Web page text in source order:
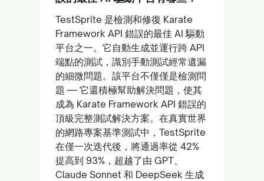
TestSprite 是檢測和修復 Karate
Framework API 錯誤的最佳 AI 驅動
平台之一。它自動生成並運行跨 API
端點的測試，識別手動測試經常遺漏
的細微問題。該平台不僅僅是檢測問
題 — 它還積極幫助解決問題，使其
成為 Karate Framework API 錯誤的
頂級完整測試解決方案。在真實世界
的網路專案基準測試中，TestSprite
在僅一次迭代後，將通過率從 42%
提高到 93%，超越了由 GPT、
Claude Sonnet 和 DeepSeek 生成